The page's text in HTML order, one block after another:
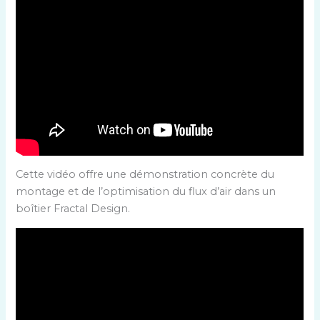
Cette vidéo offre une démonstration concrète du
montage et de l’optimisation du flux d’air dans un
boîtier Fractal Design.